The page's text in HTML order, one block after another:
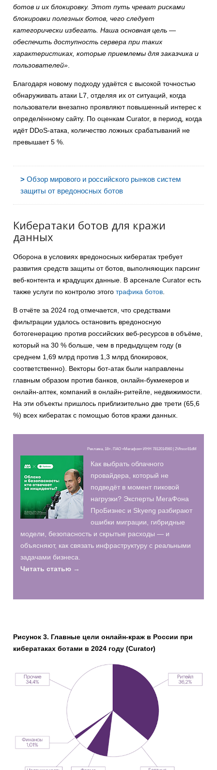
ботов и их блокировку. Этот путь чреват рисками
блокировки полезных ботов, чего следует
категорически избегать. Наша основная цель —
обеспечить доступность сервера при таких
характеристиках, которые приемлемы для заказчика и
пользователей»
Благодаря новому подходу удаётся с высокой точностью
обнаруживать атаки L7, отделяя их от ситуаций, когда
пользователи внезапно проявляют повышенный интерес к
определённому сайту. По оценкам Curator, в период, когда
идёт DDoS-атака, количество ложных срабатываний не
превышает 5 %.
> Обзор мирового и российского рынков систем
защиты от вредоносных ботов
Кибератаки ботов для кражи
данных
Оборона в условиях вредоносных кибератак требует
развития средств защиты от ботов, выполняющих парсинг
веб-контента и крадущих данные. В арсенале Curator есть
также услуги по контролю этого трафика ботов
В отчёте за 2024 год отмечается, что средствами
фильтрации удалось остановить вредоносную
ботогенерацию против российских веб-ресурсов в объёме,
который на 30 % больше, чем в предыдущем году (в
среднем 1,69 млрд против 1,3 млрд блокировок,
соответственно). Векторы бот-атак были направлены
главным образом против банков, онлайн-букмекеров и
онлайн-аптек, компаний в онлайн-ритейле, недвижимости.
На эти объекты пришлось приблизительно две трети (65,6
%) всех кибератак с помощью ботов кражи данных.
Реклама, 18+. ПАО «Мегафон» ИНН 7812014560 | 2Vfnxxr81dM
Как выбрать облачного
провайдера, который не
подведёт в момент пиковой
нагрузки? Эксперты МегаФона
ПроБизнес и Skyeng разбирают
ошибки миграции, гибридные
модели, безопасность и скрытые расходы — и
объясняют, как связать инфраструктуру с реальными
задачами бизнеса.
Читать статью →
Рисунок 3. Главные цели онлайн-краж в России при
кибератаках ботами в 2024 году (Curator)